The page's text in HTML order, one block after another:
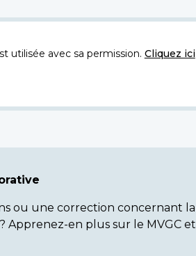
utilisée avec sa permission. Cliquez ici
ou une correction concernant la
Apprenez-en plus sur le MVGC et